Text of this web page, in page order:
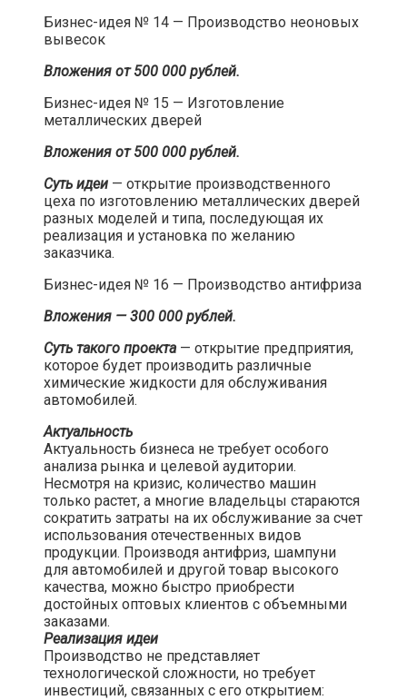
Бизнес-идея № 14 — Производство неоновых
вывесок​
Вложения от 500 000 рублей.
Бизнес-идея № 15 — Изготовление
металлических дверей​
Вложения от 500 000 рублей.
Суть идеи — открытие производственного
цеха по изготовлению металлических дверей
разных моделей и типа, последующая их
реализация и установка по желанию
заказчика.​
Бизнес-идея № 16 — Производство антифриза​
Вложения — 300 000 рублей.
Суть такого проекта — открытие предприятия,
которое будет производить различные
химические жидкости для обслуживания
автомобилей.​
Актуальность
Актуальность бизнеса не требует особого
анализа рынка и целевой аудитории.
Несмотря на кризис, количество машин
только растет, а многие владельцы стараются
сократить затраты на их обслуживание за счет
использования отечественных видов
продукции. Производя антифриз, шампуни
для автомобилей и другой товар высокого
качества, можно быстро приобрести
достойных оптовых клиентов с объемными
заказами.
Реализация идеи
Производство не представляет
технологической сложности, но требует
инвестиций, связанных с его открытием: